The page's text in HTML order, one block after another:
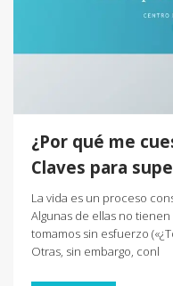
¿Por qué me
Claves para
La vida es un proceso
Algunas de ellas no
tomamos sin esfuerzo
Otras, sin embargo, conl